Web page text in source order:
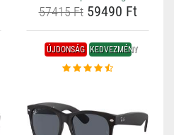
57415 Ft59490 Ft
ÚJDONSÁG KEDVEZMÉNY